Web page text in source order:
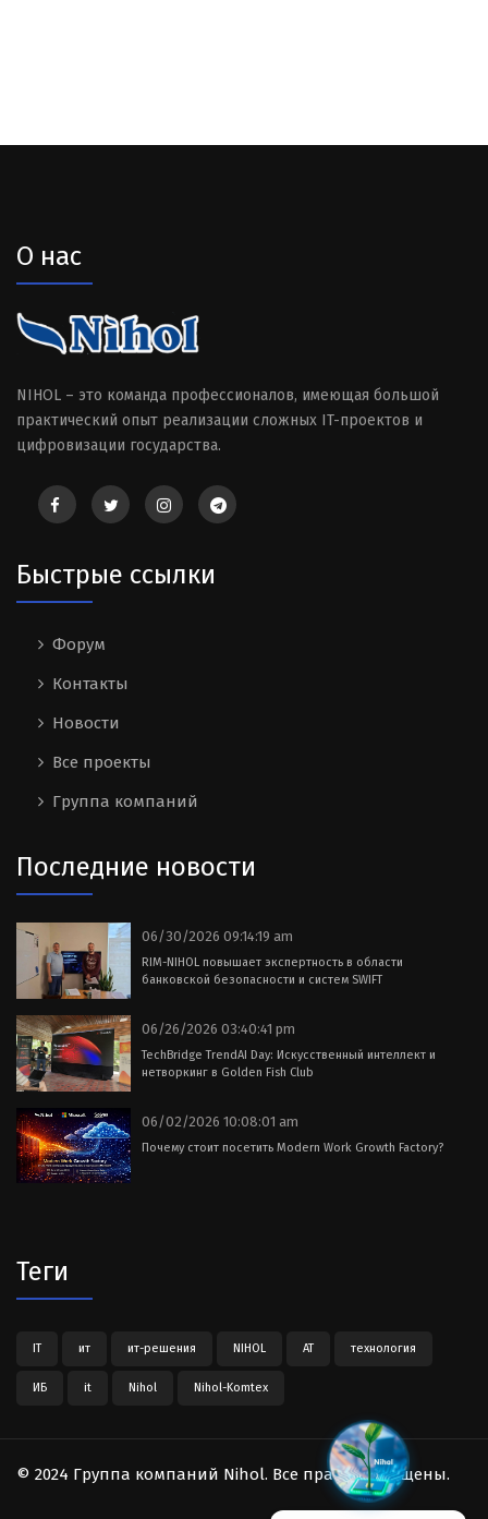
О нас
NIHOL – это команда профессионалов, имеющая большой
практический опыт реализации сложных IT-проектов и
цифровизации государства.
Быстрые ссылки
Форум
Контакты
Новости
Все проекты
Группа компаний
Последние новости
06/30/2026 09:14:19 am
RIM-NIHOL повышает экспертность в области
банковской безопасности и систем SWIFT
06/26/2026 03:40:41 pm
TechBridge TrendAI Day: Искусственный интеллект и
нетворкинг в Golden Fish Club
06/02/2026 10:08:01 am
Почему стоит посетить Modern Work Growth Factory?
Теги
IT ит ит-решения NIHOL АТ технология
ИБ it Nihol Nihol-Komtex
© 2024 Группа компаний Nihol. Все права защищены.